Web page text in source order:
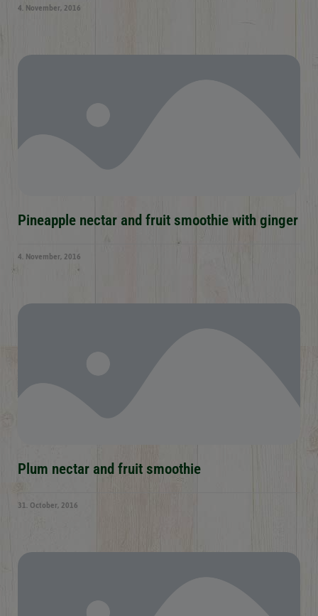
4. November, 2016
Pineapple nectar and fruit smoothie with ginger
4. November, 2016
Plum nectar and fruit smoothie
31. October, 2016